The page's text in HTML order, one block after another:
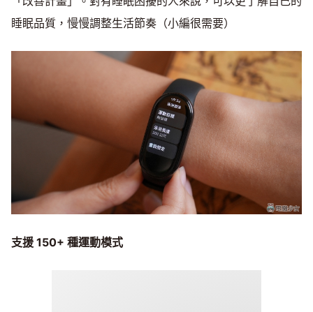
睡眠品質，慢慢調整生活節奏（小編很需要）
支援 150+ 種運動模式